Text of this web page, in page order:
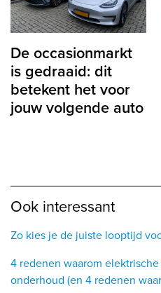
Ook interessant
Zo kies je de juiste looptijd
4 redenen waarom
onderhoud (en 4 redenen
De occasionmarkt
is gedraaid: dit
betekent het voor
jouw volgende auto